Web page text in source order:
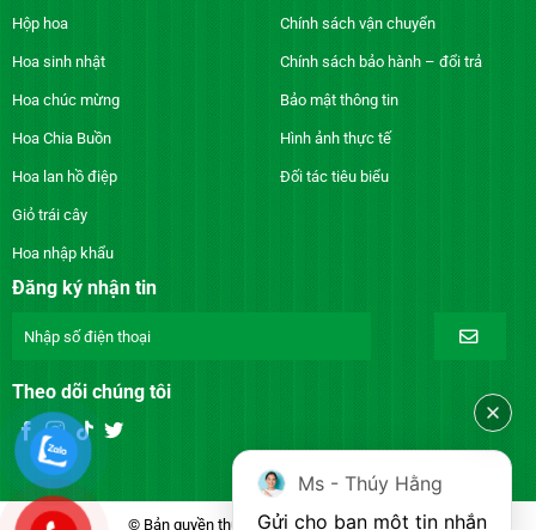
Hộp hoa
Hoa sinh nhật
Hoa chúc mừng
Hoa Chia Buồn
Hoa lan hồ điệp
Giỏ trái cây
Hoa nhập khẩu
Chính sách vận chuyển
Chính sách bảo hành – đổi trả
Bảo mật thông tin
Hình ảnh thực tế
Đối tác tiêu biểu
Đăng ký nhận tin
Theo dõi chúng tôi
© Bản quyền thuộc về DienhoaXANH.com
Ms - Thúy Hằng
Gửi cho bạn một tin nhắn